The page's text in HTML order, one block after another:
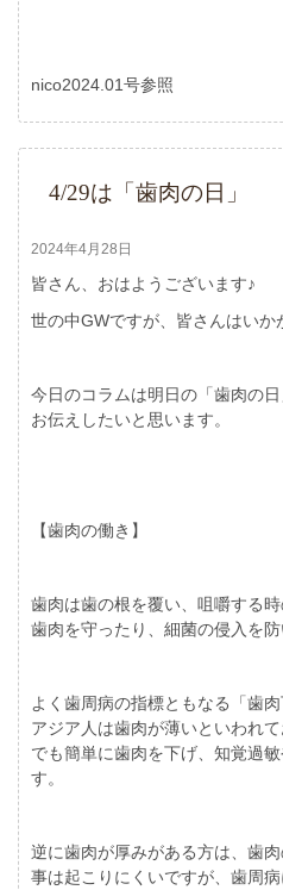
nico2024.01号参照
4/29は「歯肉の日」
2024年4月28日
皆さん、おはようございます♪
世の中GWですが、皆さんはいか
今日のコラムは明日の「歯肉の
お伝えしたいと思います。
【歯肉の働き】
歯肉は歯の根を覆い、咀嚼する
歯肉を守ったり、細菌の侵入を
よく歯周病の指標ともなる「歯
アジア人は歯肉が薄いといわれ
でも簡単に歯肉を下げ、知覚過
す。
逆に歯肉が厚みがある方は、歯
事は起こりにくいですが、歯周